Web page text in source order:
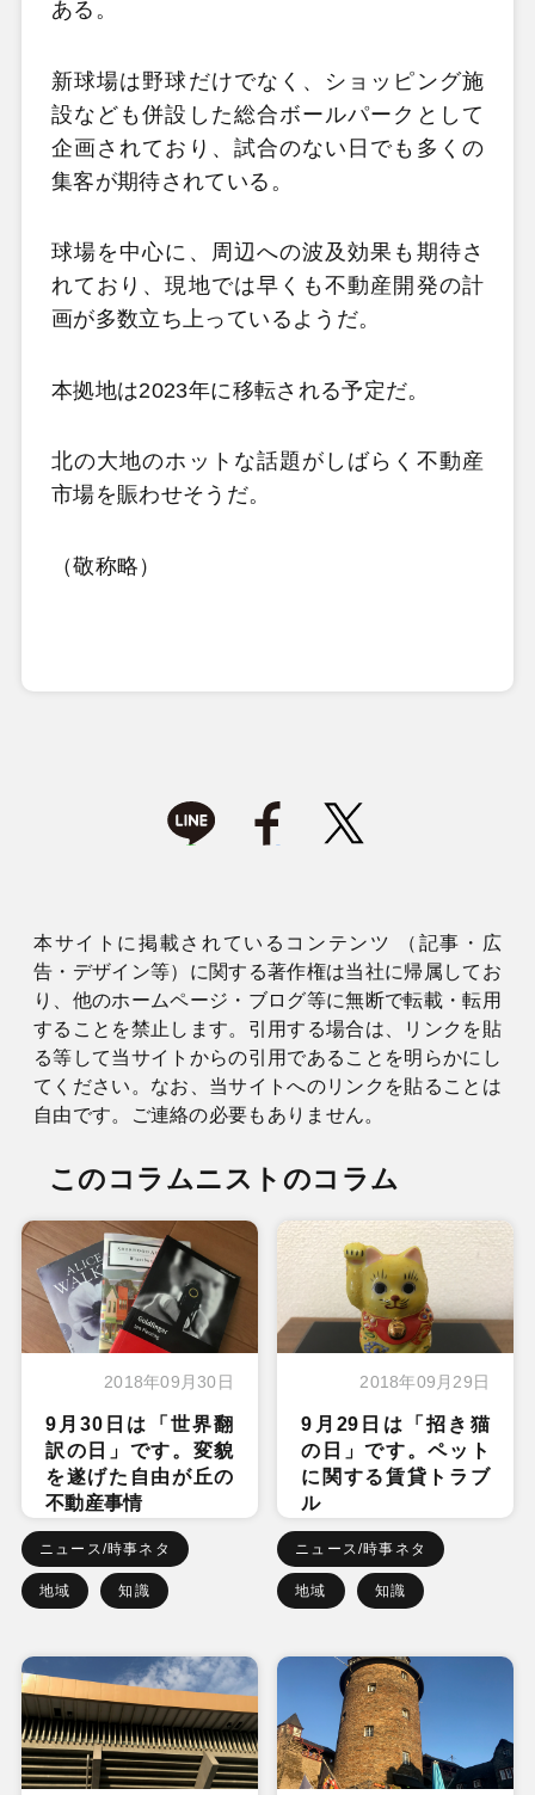
ある。
新球場は野球だけでなく、ショッピング施
設なども併設した総合ボールパークとして
企画されており、試合のない日でも多くの
集客が期待されている。
球場を中心に、周辺への波及効果も期待さ
れており、現地では早くも不動産開発の計
画が多数立ち上っているようだ。
本拠地は2023年に移転される予定だ。
北の大地のホットな話題がしばらく不動産
市場を賑わせそうだ。
（敬称略）
本サイトに掲載されているコンテンツ （記事・広
告・デザイン等）に関する著作権は当社に帰属してお
り、他のホームページ・ブログ等に無断で転載・転用
することを禁止します。引用する場合は、リンクを貼
る等して当サイトからの引用であることを明らかにし
てください。なお、当サイトへのリンクを貼ることは
自由です。ご連絡の必要もありません。
このコラムニストのコラム
2018年09月30日
9月30日は「世界翻
訳の日」です。変貌
を遂げた自由が丘の
不動産事情
ニュース/時事ネタ
地域 知識
2018年09月29日
9月29日は「招き猫
の日」です。ペット
に関する賃貸トラブ
ル
ニュース/時事ネタ
地域 知識